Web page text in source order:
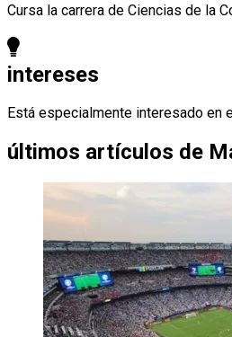
Cursa la carrera de Ciencias de la
intereses
Está especialmente interesado en
últimos artículos de